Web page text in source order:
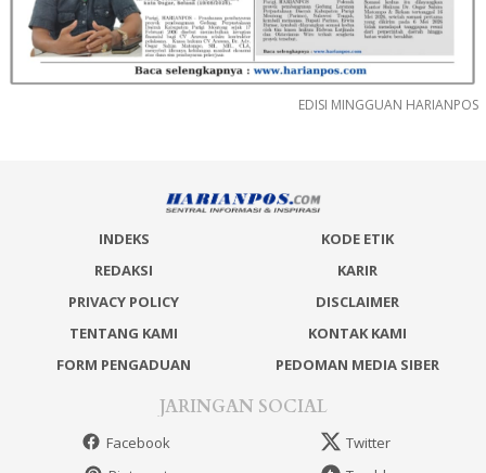
EDISI MINGGUAN HARIANPOS
INDEKS
KODE ETIK
REDAKSI
KARIR
PRIVACY POLICY
DISCLAIMER
TENTANG KAMI
KONTAK KAMI
FORM PENGADUAN
PEDOMAN MEDIA SIBER
JARINGAN SOCIAL
Facebook
Twitter